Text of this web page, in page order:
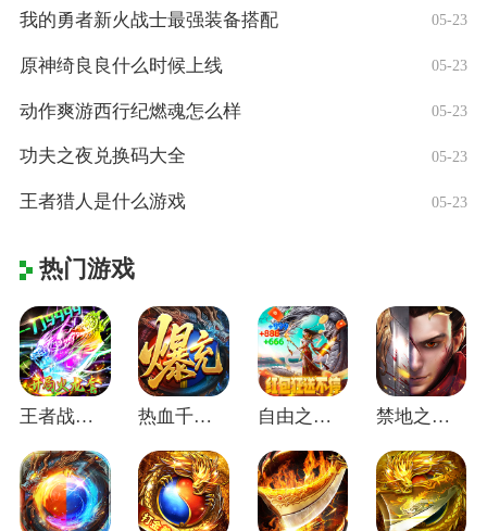
我的勇者新火战士最强装备搭配 05-23
原神绮良良什么时候上线 05-23
动作爽游西行纪燃魂怎么样 05-23
功夫之夜兑换码大全 05-23
王者猎人是什么游戏 05-23
热门游戏
王者战神(开局火龙套) 热血千刀斩(零氪送赞爆充) 自由之光(无限红包免费版) 禁地之战(碎墟诸天沉默)